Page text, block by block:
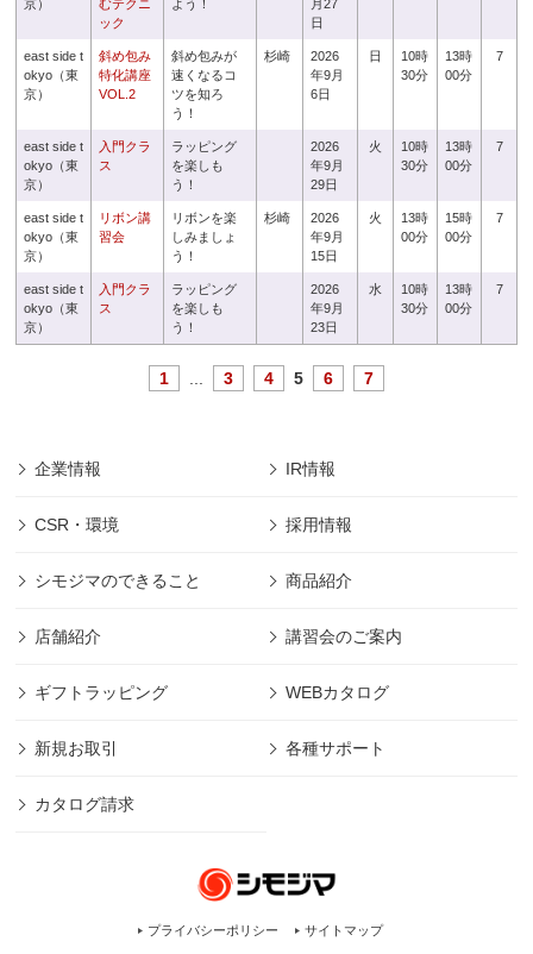
京）
むテクニ
ック
よう！
月27
日
east side t
okyo（東
京）
斜め包み
特化講座
VOL.2
斜め包みが
速くなるコ
ツを知ろ
う！
杉崎
2026
年9月
6日
日
10時
30分
13時
00分
7
east side t
okyo（東
京）
入門クラ
ス
ラッピング
を楽しも
う！
2026
年9月
29日
火
10時
30分
13時
00分
7
east side t
okyo（東
京）
リボン講
習会
リボンを楽
しみましょ
う！
杉崎
2026
年9月
15日
火
13時
00分
15時
00分
7
east side t
okyo（東
京）
入門クラ
ス
ラッピング
を楽しも
う！
2026
年9月
23日
水
10時
30分
13時
00分
7
1 3 4 5 6 7
企業情報 IR情報
CSR・環境 採用情報
シモジマのできること 商品紹介
店舗紹介 講習会のご案内
ギフトラッピング WEBカタログ
新規お取引 各種サポート
カタログ請求
プライバシーポリシー サイトマップ